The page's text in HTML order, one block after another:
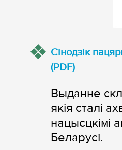
Сінодзік
(PDF)
Выданне
якія сталі
нацысцкімі
Беларусі.